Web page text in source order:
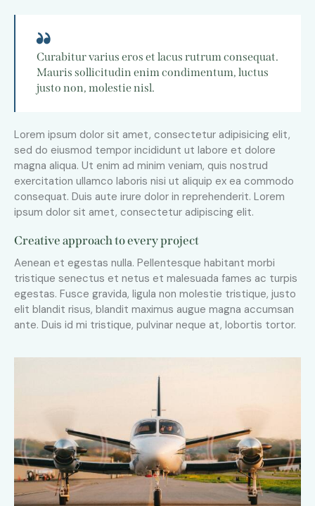
Curabitur varius eros et lacus rutrum consequat.
Mauris sollicitudin enim condimentum, luctus
justo non, molestie nisl.
Lorem ipsum dolor sit amet, consectetur adipisicing elit,
sed do eiusmod tempor incididunt ut labore et dolore
magna aliqua. Ut enim ad minim veniam, quis nostrud
exercitation ullamco laboris nisi ut aliquip ex ea commodo
consequat. Duis aute irure dolor in reprehenderit. Lorem
ipsum dolor sit amet, consectetur adipiscing elit.
Creative approach to every project
Aenean et egestas nulla. Pellentesque habitant morbi
tristique senectus et netus et malesuada fames ac turpis
egestas. Fusce gravida, ligula non molestie tristique, justo
elit blandit risus, blandit maximus augue magna accumsan
ante. Duis id mi tristique, pulvinar neque at, lobortis tortor.